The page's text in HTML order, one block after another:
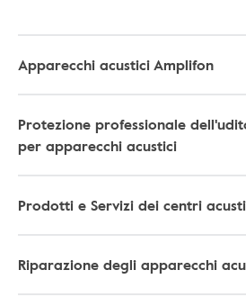
Apparecchi acustici Amplifon
Protezione professionale
per apparecchi acustici
Prodotti e Servizi dei centri
Riparazione degli apparecchi